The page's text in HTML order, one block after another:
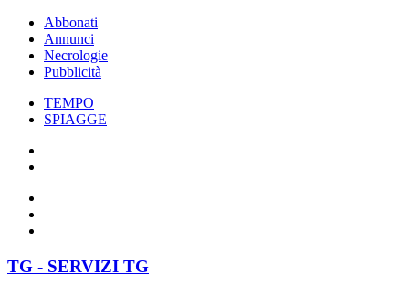
Abbonati
Annunci
Necrologie
Pubblicità
TEMPO
SPIAGGE
TG - SERVIZI TG